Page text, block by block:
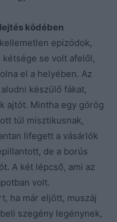
ködében
epizódok,
se volt afelől,
el a helyében. Az
készülő fákat,
ajtót. Mintha egy görög
túl misztikusnak,
lifegett a vásárlók
de a borús
A két lépcső, ami az
volt.
ha már eljött, muszáj
szegény legénynek,